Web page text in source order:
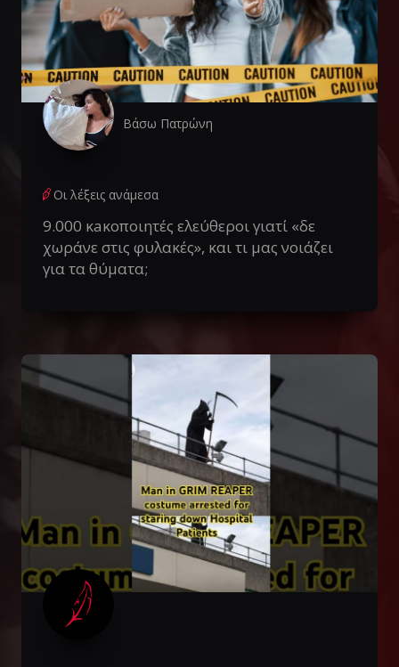
Βάσω Πατρώνη
Οι λέξεις ανάμεσα
9.000 κaκοποιητές ελεύθεροι γιατί «δε
χωράνε στις φυλακές», και τι μας νοιάζει
για τα θύματα;